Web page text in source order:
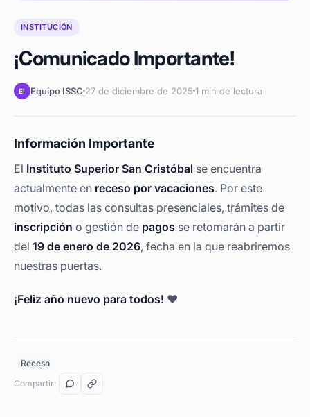
INSTITUCIÓN
¡Comunicado Importante!
EI Equipo ISSC 27 de diciembre de 2025 1 min de lectura
Información Importante
El Instituto Superior San Cristóbal se encuentra
actualmente en receso por vacaciones. Por este
motivo, todas las consultas presenciales, trámites de
inscripción o gestión de pagos se retomarán a partir
del 19 de enero de 2026, fecha en la que reabriremos
nuestras puertas.
¡Feliz año nuevo para todos! ❤️
Receso
Compartir: